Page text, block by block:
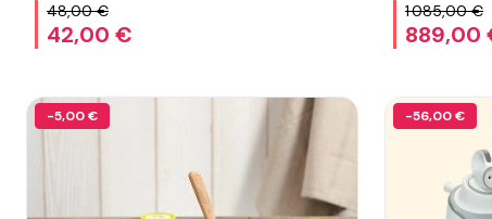
48,00 €
42,00 €
1 085,00 €
889,00
-5,00 € -56,00 €